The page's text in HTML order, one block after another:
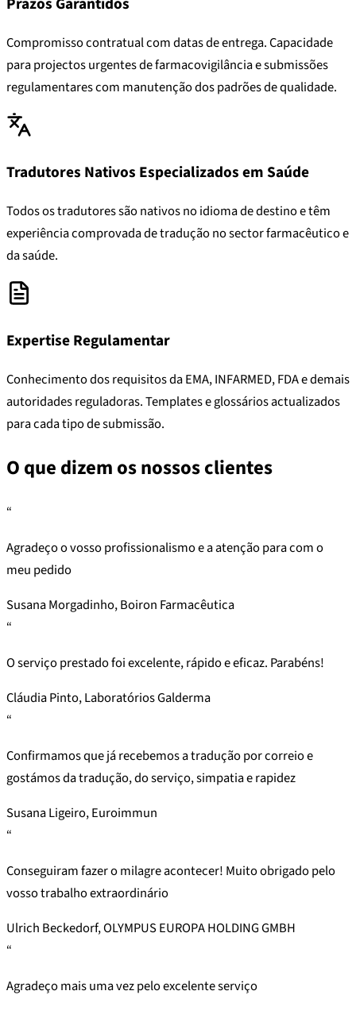
Compromisso contratual com datas de entrega. Capacidade
para projectos urgentes de farmacovigilância e submissões
regulamentares com manutenção dos padrões de qualidade.
Tradutores Nativos Especializados em Saúde
Todos os tradutores são nativos no idioma de destino e têm
experiência comprovada de tradução no sector farmacêutico e
da saúde.
Expertise Regulamentar
Conhecimento dos requisitos da EMA, INFARMED, FDA e demais
autoridades reguladoras. Templates e glossários actualizados
para cada tipo de submissão.
O que dizem os nossos clientes
“
Agradeço o vosso profissionalismo e a atenção para com o
meu pedido
Susana Morgadinho, Boiron Farmacêutica
“
O serviço prestado foi excelente, rápido e eficaz. Parabéns!
Cláudia Pinto, Laboratórios Galderma
“
Confirmamos que já recebemos a tradução por correio e
gostámos da tradução, do serviço, simpatia e rapidez
Susana Ligeiro, Euroimmun
“
Conseguiram fazer o milagre acontecer! Muito obrigado pelo
vosso trabalho extraordinário
Ulrich Beckedorf, OLYMPUS EUROPA HOLDING GMBH
“
Agradeço mais uma vez pelo excelente serviço